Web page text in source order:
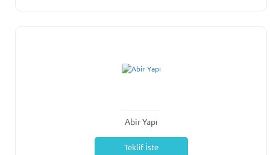
Abir Yapı
Teklif İste